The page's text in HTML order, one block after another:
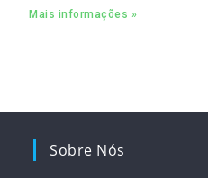
empregos
Mais informações »
Sobre Nós